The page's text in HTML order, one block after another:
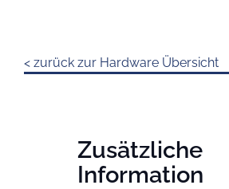
< zurück zur Hardware Übersicht
Zusätzliche
Information